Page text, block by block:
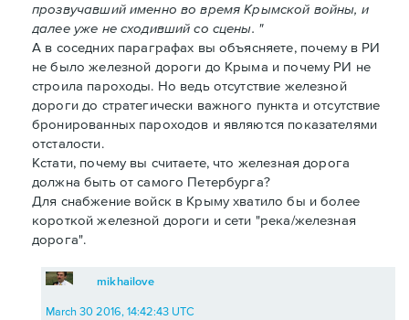
прозвучавший именно во время Крымской войны, и
далее уже не сходивший со сцены. "
А в соседних параграфах вы объясняете, почему в РИ
не было железной дороги до Крыма и почему РИ не
строила пароходы. Но ведь отсутствие железной
дороги до стратегически важного пункта и отсутствие
бронированных пароходов и являются показателями
отсталости.
Кстати, почему вы считаете, что железная дорога
должна быть от самого Петербурга?
Для снабжение войск в Крыму хватило бы и более
короткой железной дороги и сети "река/железная
дорога".
mikhailove
March 30 2016, 14:42:43 UTC